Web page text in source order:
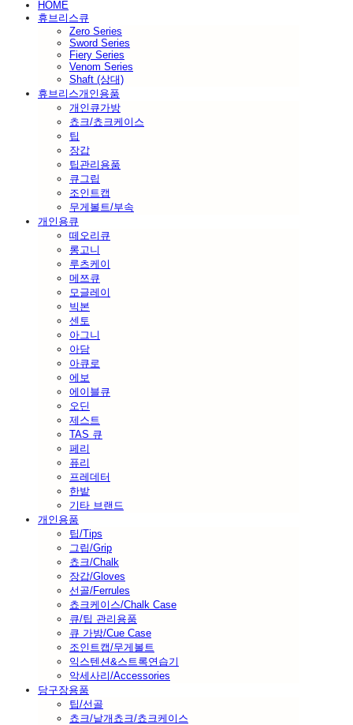
HOME
휴브리스큐
Zero Series
Sword Series
Fiery Series
Venom Series
Shaft (상대)
휴브리스개인용품
개인큐가방
쵸크/쵸크케이스
팁
장갑
팁관리용품
큐그립
조인트캡
무게볼트/부속
개인용큐
떼오리큐
롱고니
루츠케이
메쯔큐
모글레이
빅본
센토
아그니
아담
아큐로
에보
에이블큐
오딘
제스트
TAS 큐
페리
퓨리
프레데터
한밭
기타 브랜드
개인용품
팁/Tips
그립/Grip
쵸크/Chalk
장갑/Gloves
선골/Ferrules
쵸크케이스/Chalk Case
큐/팁 관리용품
큐 가방/Cue Case
조인트캡/무게볼트
익스텐션&스트록연습기
악세사리/Accessories
당구장용품
팁/선골
쵸크/낱개쵸크/쵸크케이스